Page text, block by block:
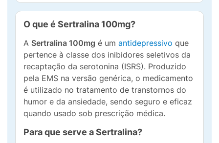
O que é Sertralina 100mg?
A Sertralina 100mg é um antidepressivo que
pertence à classe dos inibidores seletivos da
recaptação da serotonina (ISRS). Produzido
pela EMS na versão genérica, o medicamento
é utilizado no tratamento de transtornos do
humor e da ansiedade, sendo seguro e eficaz
quando usado sob prescrição médica.
Para que serve a Sertralina?